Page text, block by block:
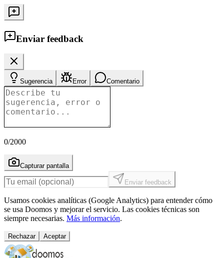
Enviar feedback
Sugerencia Error Comentario
0/2000
Capturar pantalla
Enviar feedback
Usamos cookies analíticas (Google Analytics) para entender cómo
se usa Doomos y mejorar el servicio. Las cookies técnicas son
siempre necesarias. Más información.
Rechazar Aceptar